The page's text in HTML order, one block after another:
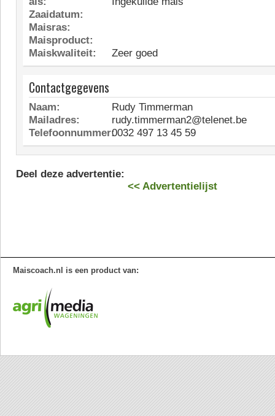
Zaaidatum:
Maisras:
Maisproduct:
Maiskwaliteit:
Zeer goed
Contactgegevens
Naam:
Rudy Timmerman
Mailadres:
rudy.timmerman2@telenet.be
Telefoonnummer:0032 497 13 45 59
Deel deze advertentie:
<< Advertentielijst
Maiscoach.nl is een product van: